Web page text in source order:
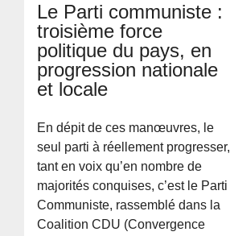
Le Parti communiste :
troisième force
politique du pays, en
progression nationale
et locale
En dépit de ces manœuvres, le
seul parti à réellement progresser,
tant en voix qu’en nombre de
majorités conquises, c’est le Parti
Communiste, rassemblé dans la
Coalition CDU (Convergence